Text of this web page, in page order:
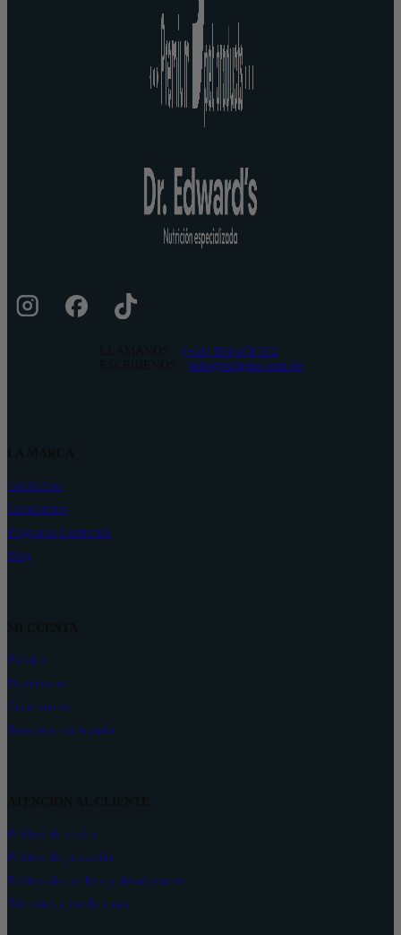
(+51) 974 678 572
info@origens.com.pe
Conócenos
Contáctanos
Preguntas frecuentes
Blog
Pedidos
Direcciones
Crear cuenta
Recuperar contraseña
Política de envíos
Política de privacidad
Política de cambios y devoluciones
Términos y condiciones